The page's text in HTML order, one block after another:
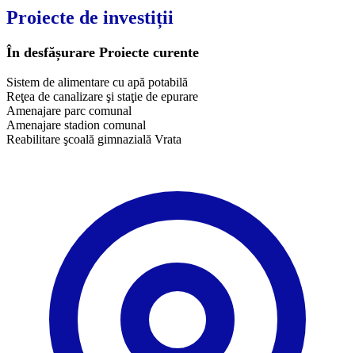
Proiecte de investiții
În desfășurare Proiecte curente
Sistem de alimentare cu apă potabilă
Reţea de canalizare şi staţie de epurare
Amenajare parc comunal
Amenajare stadion comunal
Reabilitare şcoală gimnazială Vrata